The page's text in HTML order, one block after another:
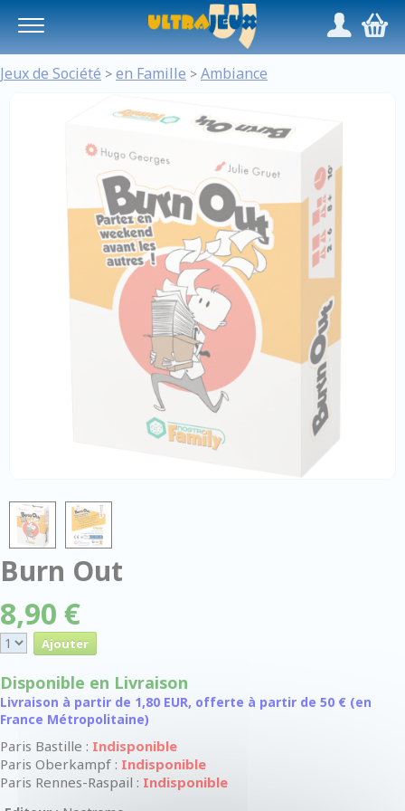
/,
Jeux de Société > en Famille > Ambiance
Burn Out
8,90 €
Disponible en Livraison
Livraison à partir de 1,80 EUR, offerte à partir de 50 € (en
France Métropolitaine)
Paris Bastille : Indisponible
Paris Oberkampf : Indisponible
Paris Rennes-Raspail : Indisponible